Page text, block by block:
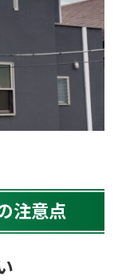
注意点